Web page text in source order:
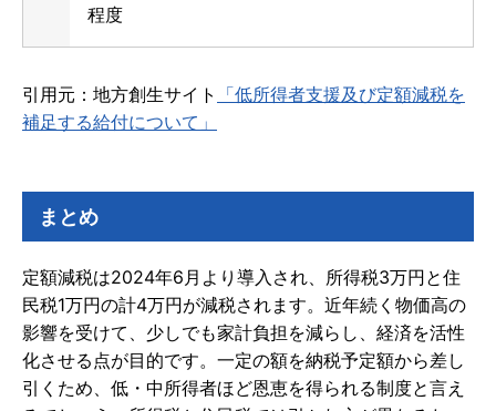
程度
引用元：地方創生サイト
「低所得者支援及び定額減税を
補足する給付について」
まとめ
定額減税は2024年6月より導入され、所得税3万円と住
民税1万円の計4万円が減税されます。近年続く物価高の
影響を受けて、少しでも家計負担を減らし、経済を活性
化させる点が目的です。一定の額を納税予定額から差し
引くため、低・中所得者ほど恩恵を得られる制度と言え